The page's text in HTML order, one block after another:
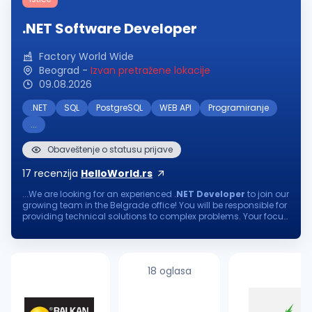
.NET Software Developer
Factory World Wide
Beograd - Izvan pretražene lokacije
09.08.2026
.NET SQL PostgreSQL WEB API
Programiranje
...
Obaveštenje o statusu prijave
17 recenzija HelloWorld.rs
...We are looking for an experienced .NET Developer to join our
growing team in the Belgrade office! You will be responsible for
providing technical solutions to complex problems. Your focus
18 oglasa